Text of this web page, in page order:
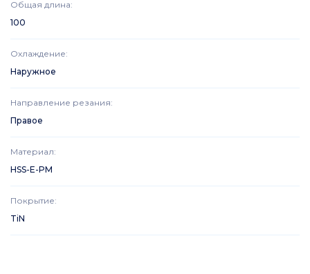
Общая длина:
100
Охлаждение:
Наружное
Направление резания:
Правое
Материал:
HSS-E-PM
Покрытие:
TiN